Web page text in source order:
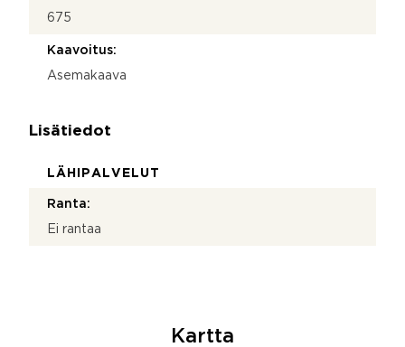
675
Kaavoitus:
Asemakaava
Lisätiedot
LÄHIPALVELUT
Ranta:
Ei rantaa
Kartta